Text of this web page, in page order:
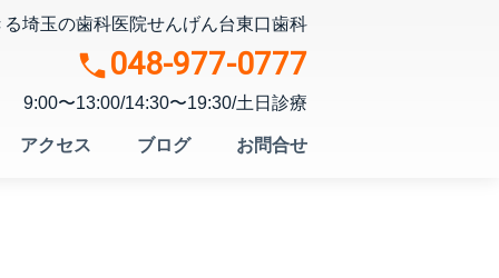
埼玉の歯科医院せんげん台東口歯科
048-977-0777
9:00〜13:00/14:30〜19:30/土日診療
アクセス ブログ お問合せ